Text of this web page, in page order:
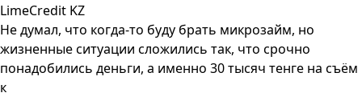
LimeCredit KZ
Не думал, что когда-то буду брать микрозайм, но
жизненные ситуации сложились так, что срочно
понадобились деньги, а именно 30 тысяч тенге на съём
к